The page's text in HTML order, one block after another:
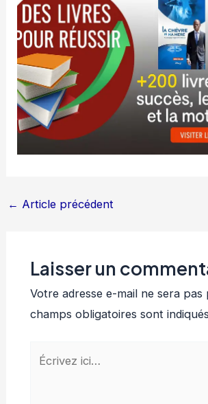
← Article précédent
Laisser un
Votre adresse e-mail ne sera pas
champs obligatoires sont
Écrivez